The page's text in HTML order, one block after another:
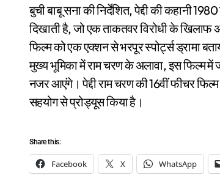
बुची बाबू सना की निर्देशित, पेद्दी की कहानी
दिखाती है, जो एक ताकतवर विरोधी के
फिल्म को एक एक्शन से भरपूर स्पोर्ट्स ड्रामा
मुख्य भूमिका में राम चरण के अलावा, इस फिल्म में
नजर आएंगे। पेद्दी राम चरण की 16वीं फीचर
सहयोग से प्रोड्यूस किया है।
Share this:
Facebook X WhatsApp